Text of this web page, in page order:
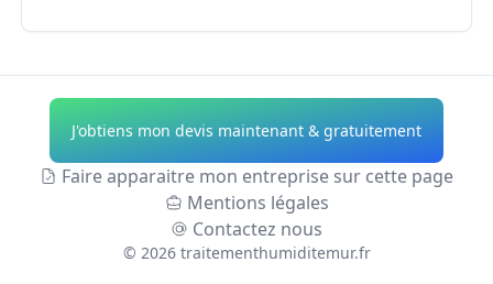
Traitement
d'Humidité des
Murs Baden
Traitement
d'Humidité des
Vannes
Traitement
d'Humidité des
Murs Allier
Traitement
d'Humidité des
MursAlpes-de-
J'obtiens mon devis maintenant & gratuitement
Faire apparaitre mon entreprise sur cette page
Mentions légales
Contactez nous
© 2026 traitementhumiditemur.fr